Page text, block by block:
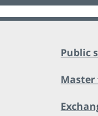
Public
Master